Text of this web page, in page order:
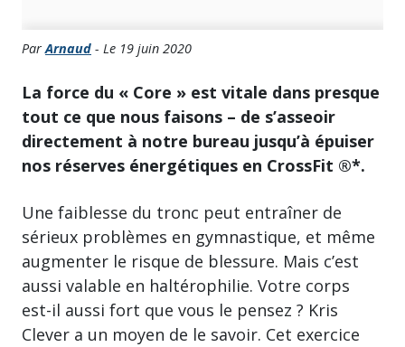
ParArnaud - Le 19 juin 2020
La force du « Core » est vitale dans presque
tout ce que nous faisons – de s’asseoir
directement à notre bureau jusqu’à épuiser
nos réserves énergétiques en CrossFit ®*.
Une faiblesse du tronc peut entraîner de
sérieux problèmes en gymnastique, et même
augmenter le risque de blessure. Mais c’est
aussi valable en haltérophilie. Votre corps
est-il aussi fort que vous le pensez ? Kris
Clever a un moyen de le savoir. Cet exercice